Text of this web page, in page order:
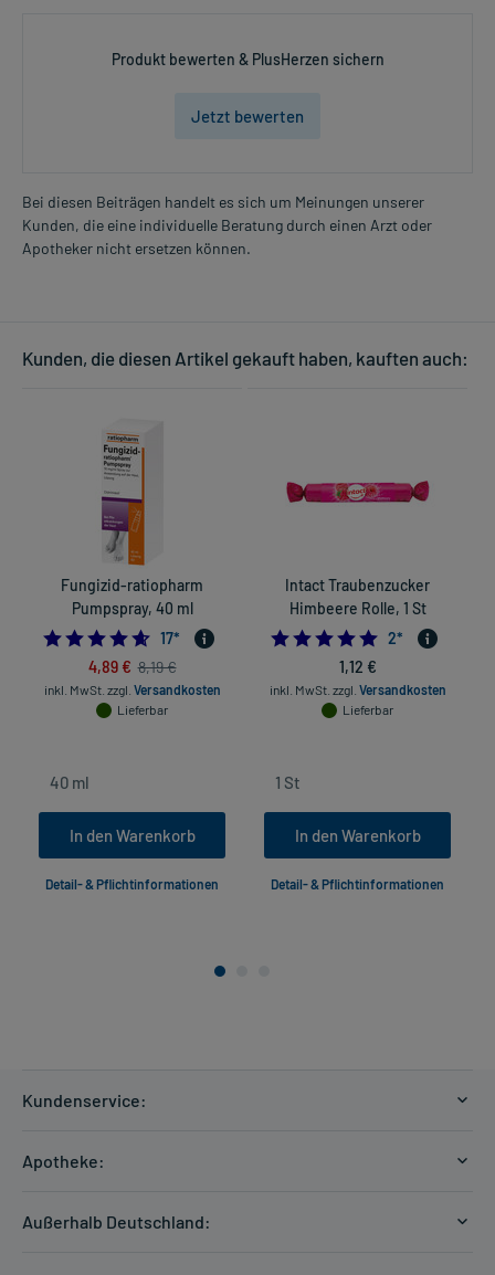
Produkt bewerten & PlusHerzen sichern
Jetzt bewerten
Bei diesen Beiträgen handelt es sich um Meinungen unserer
Kunden, die eine individuelle Beratung durch einen Arzt oder
Apotheker nicht ersetzen können.
Kunden, die diesen Artikel gekauft haben, kauften auch:
Fungizid-ratiopharm
Pumpspray, 40 ml
4.647058823529412
17*
4,89 € 8,19 €
inkl. MwSt. zzgl. Versandkosten
Lieferbar
In den Warenkorb
Detail- & Pflichtinformationen
Intact Traubenzucker
Himbeere Rolle, 1 St
5.0
2*
1,12 €
inkl. MwSt. zzgl. Versandkosten
Lieferbar
In den Warenkorb
Detail- & Pflichtinformationen
Kundenservice:
Apotheke:
Außerhalb Deutschland: